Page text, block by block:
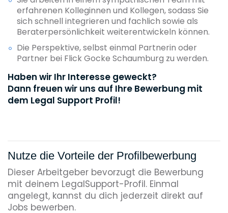
erfahrenen Kolleginnen und Kollegen, sodass Sie
sich schnell integrieren und fachlich sowie als
Beraterpersönlichkeit weiterentwickeln können.
Die Perspektive, selbst einmal Partnerin oder
Partner bei Flick Gocke Schaumburg zu werden.
Haben wir Ihr Interesse geweckt?
Dann freuen wir uns auf Ihre Bewerbung mit
dem Legal Support Profil!
Nutze die Vorteile der Profilbewerbung
Dieser Arbeitgeber bevorzugt die Bewerbung
mit deinem LegalSupport-Profil. Einmal
angelegt, kannst du dich jederzeit direkt auf
Jobs bewerben.